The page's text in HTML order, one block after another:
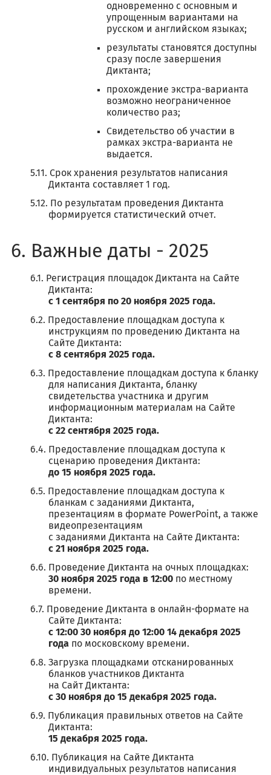
одновременно с основным и
упрощенным вариантами на
русском и английском языках;
результаты становятся доступны
сразу после завершения
Диктанта;
прохождение экстра-варианта
возможно неограниченное
количество раз;
Свидетельство об участии в
рамках экстра-варианта не
выдается.
Срок хранения результатов написания
Диктанта составляет 1 год.
По результатам проведения Диктанта
формируется статистический отчет.
Важные даты - 2025
Регистрация площадок Диктанта на Сайте
Диктанта:
с 1 сентября по 20 ноября 2025 года.
Предоставление площадкам доступа к
инструкциям по проведению Диктанта на
Сайте Диктанта:
с 8 сентября 2025 года.
Предоставление площадкам доступа к бланку
для написания Диктанта, бланку
свидетельства участника и другим
информационным материалам на Сайте
Диктанта:
с 22 сентября 2025 года.
Предоставление площадкам доступа к
сценарию проведения Диктанта:
до 15 ноября 2025 года.
Предоставление площадкам доступа к
бланкам с заданиями Диктанта,
презентациям в формате PowerPoint, а также
видеопрезентациям
с заданиями Диктанта на Сайте Диктанта:
с 21 ноября 2025 года.
Проведение Диктанта на очных площадках:
30 ноября 2025 года в 12:00 по местному
времени.
Проведение Диктанта в онлайн-формате на
Сайте Диктанта:
с 12:00 30 ноября до 12:00 14 декабря 2025
года по московскому времени.
Загрузка площадками отсканированных
бланков участников Диктанта
на Сайт Диктанта:
с 30 ноября до 15 декабря 2025 года.
Публикация правильных ответов на Сайте
Диктанта:
15 декабря 2025 года.
Публикация на Сайте Диктанта
индивидуальных результатов написания